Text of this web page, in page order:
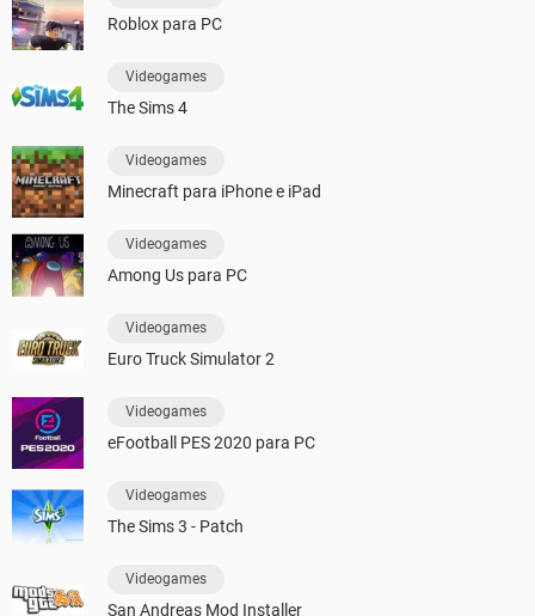
Roblox para PC
Videogames
The Sims 4
Videogames
Minecraft para iPhone e iPad
Videogames
Among Us para PC
Videogames
Euro Truck Simulator 2
Videogames
eFootball PES 2020 para PC
Videogames
The Sims 3 - Patch
Videogames
San Andreas Mod Installer